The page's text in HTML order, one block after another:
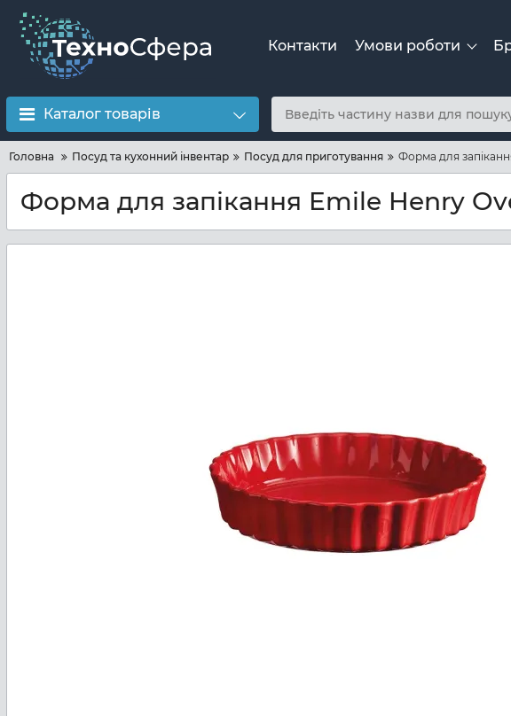
Контакти Умови роботи
Каталог товарів
Головна Посуд та кухонний інвентар Посуд для приготування Форма для
Форма для запікання Emile Henry